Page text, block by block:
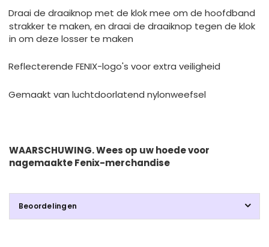
Draai de draaiknop met de klok mee om de hoofdband
strakker te maken, en draai de draaiknop tegen de klok
in om deze losser te maken
Reflecterende FENIX-logo's voor extra veiligheid
Gemaakt van luchtdoorlatend nylonweefsel
WAARSCHUWING. Wees op uw hoede voor
nagemaakte Fenix-merchandise
Beoordelingen